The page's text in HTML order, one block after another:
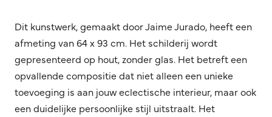
Dit kunstwerk, gemaakt door Jaime Jurado, heeft een
afmeting van 64 x 93 cm. Het schilderij wordt
gepresenteerd op hout, zonder glas. Het betreft een
opvallende compositie dat niet alleen een unieke
toevoeging is aan jouw eclectische interieur, maar ook
een duidelijke persoonlijke stijl uitstraalt. Het